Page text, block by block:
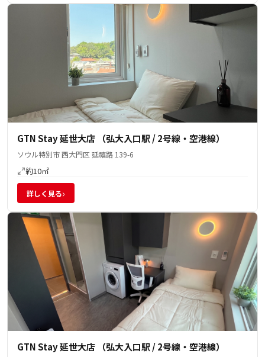
GTN Stay 延世大店 （弘大入口駅 / 2号線・空港線）
ソウル特別市 西大門区 延禧路 139-6
約10㎡
詳しく見る›
GTN Stay 延世大店 （弘大入口駅 / 2号線・空港線）